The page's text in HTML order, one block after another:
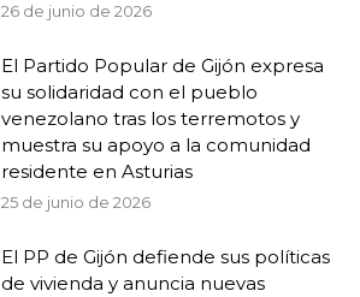
26 de junio de 2026
El Partido Popular de Gijón expresa
su solidaridad con el pueblo
venezolano tras los terremotos y
muestra su apoyo a la comunidad
residente en Asturias
25 de junio de 2026
El PP de Gijón defiende sus políticas
de vivienda y anuncia nuevas